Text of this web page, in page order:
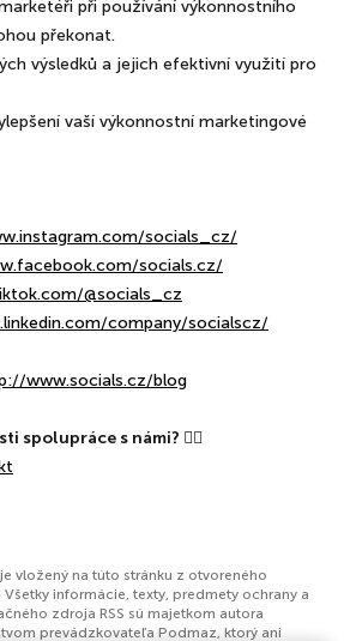
při používání výkonnostního
překonat.
výsledků a jejich efektivní využití pro
vaší výkonnostní marketingové
socials_cz/⁠⁠⁠⁠⁠⁠⁠⁠⁠⁠⁠
socials.cz/⁠⁠⁠⁠⁠⁠⁠⁠⁠⁠⁠
@socials_cz⁠⁠⁠⁠⁠⁠⁠⁠⁠⁠⁠
company/socialscz/⁠⁠⁠⁠⁠⁠⁠⁠⁠⁠⁠
www.socials.cz/blog⁠⁠⁠⁠⁠⁠⁠⁠⁠⁠⁠
spolupráce s námi? 👉🏼
je vložený na túto stránku z otvoreného
informácie, texty, predmety ochrany a
zdroja RSS sú majetkom autora
prevádzkovateľa Podmaz, ktorý ani